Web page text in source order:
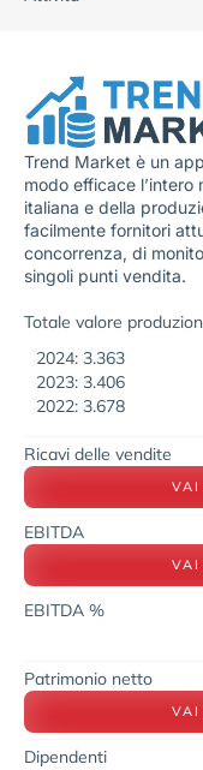
Trend Market è un
modo efficace
italiana e della
facilmente fornitori
concorrenza, di
singoli punti vendita.
Totale valore
2024: 3.363
2023: 3.406
2022: 3.678
Ricavi delle vendite
VAI
EBITDA
VAI
EBITDA %
Patrimonio netto
VAI
Dipendenti